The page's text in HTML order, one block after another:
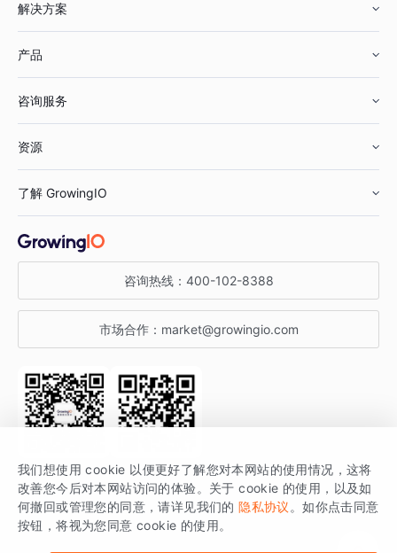
解决方案
鞋服行业
汽车行业
金融行业
产品
智能运营
获客分析
咨询服务
资源
增长公开课
增长博客
开发者文档
SDK 文档
场景指南
了解 GrowingIO
关于 GrowingIO
增长大会
行业活动
咨询热线： 400-102-8388
市场合作： market@growingio.com
关注公众号 获取更多干货
GrowingIO 是专注于数据智能分析与增长的品牌，核心平台为 GrowingIO
分析云。
我们想使用 cookie 以便更好了解您对本网站的使用情况，这将
改善您今后对本网站访问的体验。关于 cookie 的使用，以及如
何撤回或管理您的同意，请详见我们的 隐私协议 。如你点击同意
按钮，将视为您同意 cookie 的使用。